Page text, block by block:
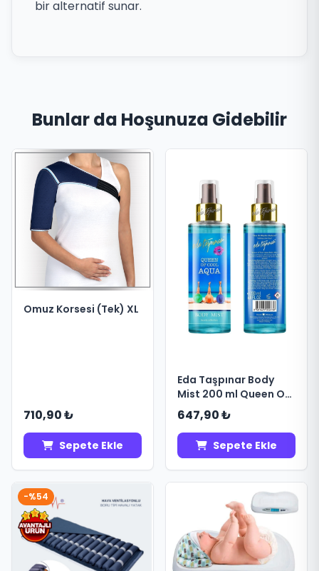
bir alternatif sunar.
Bunlar da Hoşunuza Gidebilir
Omuz Korsesi (Tek) XL
710,90 ₺
Sepete Ekle
Eda Taşpınar Body
Mist 200 ml Queen Of
Cool Aqua
647,90 ₺
Sepete Ekle
-%54